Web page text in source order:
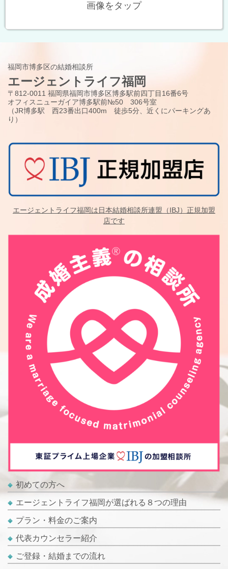
画像をタップ
福岡市博多区の結婚相談所
エージェントライフ福岡
〒812-0011 福岡県福岡市博多区博多駅前四丁目16番6号
オフィスニューガイア博多駅前№50 306号室
（JR博多駅 西23番出口400m 徒歩5分、近くにパーキングあ
り）
エージェントライフ福岡は日本結婚相談所連盟（IBJ）正規加盟
店です
初めての方へ
エージェントライフ福岡が選ばれる８つの理由
プラン・料金のご案内
代表カウンセラー紹介
ご登録・結婚までの流れ